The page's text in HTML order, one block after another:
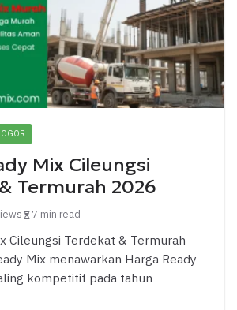
Mix Cileungsi
Termurah 2026
7 min read
Cileungsi Terdekat & Termurah
Mix menawarkan Harga Ready
kompetitif pada tahun